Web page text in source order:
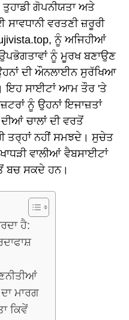
ਗੋਪਨੀਯਤਾ ਅਤੇ
ਵਰਤਣੀ ਜ਼ਰੂਰੀ
ਨੂੰ ਅਜਿਹੀਆਂ
ਨੂੰ ਮੂਰਖ ਬਣਾਉਣ
ਦੀ ਔਨਲਾਈਨ ਸੁਰੱਖਿਆ
ਇਹ ਸਾਈਟਾਂ ਆਮ ਤੌਰ 'ਤੇ
ਨੂੰ ਉਹਨਾਂ ਇਜਾਜ਼ਤਾਂ
ਚਾਲਾਂ ਦੀ ਵਰਤੋਂ
ਤਰ੍ਹਾਂ ਨਹੀਂ ਸਮਝਦੇ। ਸੁਚੇਤ
ਵਾਲੀਆਂ ਵੈਬਸਾਈਟਾਂ
ਬਚ ਸਕਦੇ ਹਨ।
ਹੈ:
ਮਾਰਗ
ਕਿਵੇਂ